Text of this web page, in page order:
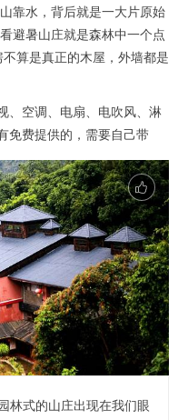
靠水，背后就是一大片原始
避暑山庄就是森林中一个点
算是真正的木屋，外墙都是
、空调、电扇、电吹风、淋
免费提供的，需要自己带
林式的山庄出现在我们眼